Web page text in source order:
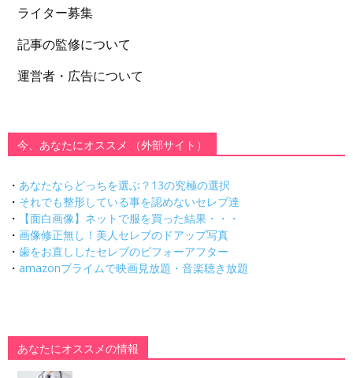
ライター募集
記事の監修について
運営者・広告について
今、あなたにオススメ （外部サイト）
・ あなたならどっちを選ぶ？13の究極の選択
・ それでも整形している事を認めないセレブ達
・
【面白画像】ネットで服を買った結果・・・
・ 画像修正無し！美人セレブのドアップ写真
・ 歯をお直ししたセレブのビフォーアフター
・ amazonプライムで映画見放題・音楽聴き放題
あなたにオススメの情報